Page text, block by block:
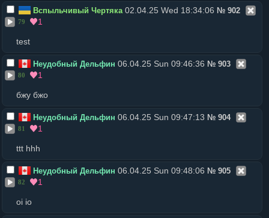
Вспыльчивый Чертяка 02.04.25 Wed 18:34:06 № 902
79 1
test
Неудобный Дельфин 06.04.25 Sun 09:46:36 № 903
80 1
бжу бжо
Неудобный Дельфин 06.04.25 Sun 09:47:13 № 904
81 1
ttt hhh
Неудобный Дельфин 06.04.25 Sun 09:48:06 № 905
82 1
oi io